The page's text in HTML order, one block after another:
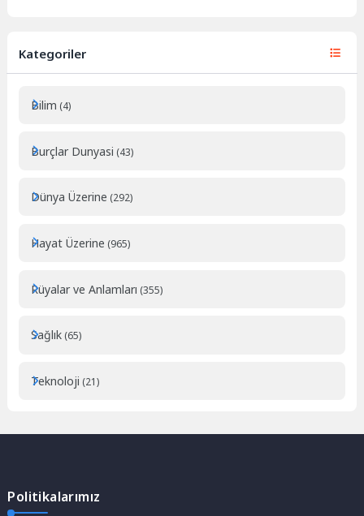
Kategoriler
Bilim (4)
Burçlar Dunyasi (43)
Dünya Üzerine (292)
Hayat Üzerine (965)
Rüyalar ve Anlamları (355)
Sağlık (65)
Teknoloji (21)
Politikalarımız